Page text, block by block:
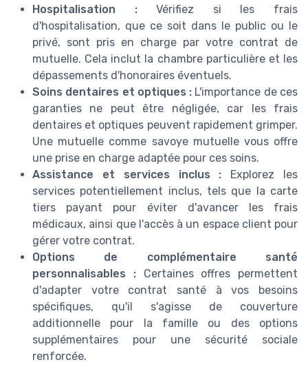
Hospitalisation :Vérifiez si les frais
d'hospitalisation, que ce soit dans le public ou le
privé, sont pris en charge par votre contrat de
mutuelle. Cela inclut la chambre particulière et les
dépassements d'honoraires éventuels.
Soins dentaires et optiques : L'importance de ces
garanties ne peut être négligée, car les frais
dentaires et optiques peuvent rapidement grimper.
Une mutuelle comme savoye mutuelle vous offre
une prise en charge adaptée pour ces soins.
Assistance et services inclus : Explorez les
services potentiellement inclus, tels que la carte
tiers payant pour éviter d'avancer les frais
médicaux, ainsi que l'accès à un espace client pour
gérer votre contrat.
Options de complémentaire santé
personnalisables :Certaines offres permettent
d'adapter votre contrat santé à vos besoins
spécifiques, qu'il s'agisse de couverture
additionnelle pour la famille ou des options
supplémentaires pour une sécurité sociale
renforcée.